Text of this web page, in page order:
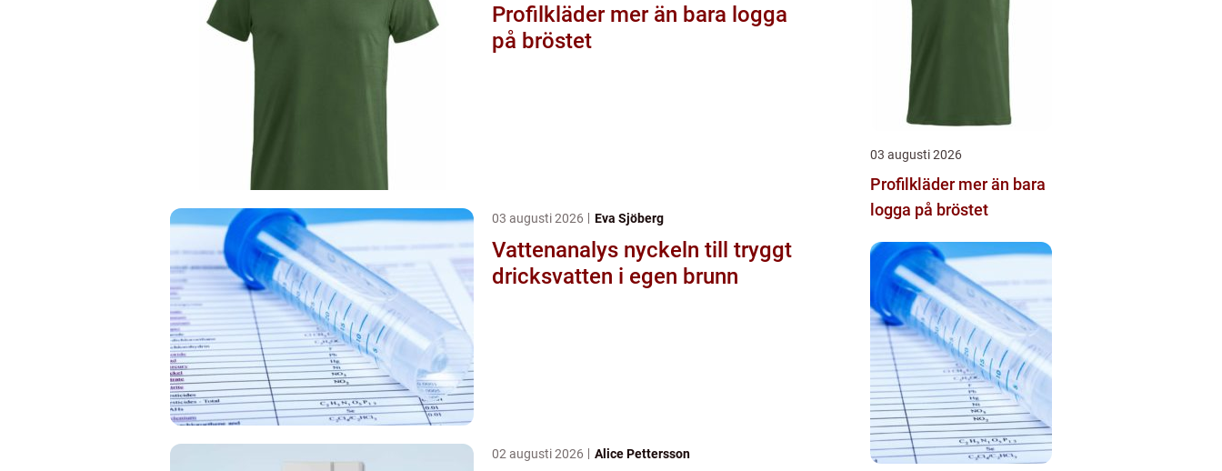
Profilkläder mer än bara logga
på bröstet
03 augusti 2026 Eva Sjöberg
Vattenanalys nyckeln till tryggt
dricksvatten i egen brunn
02 augusti 2026 Alice Pettersson
03 augusti 2026
Profilkläder mer än bara
logga på bröstet